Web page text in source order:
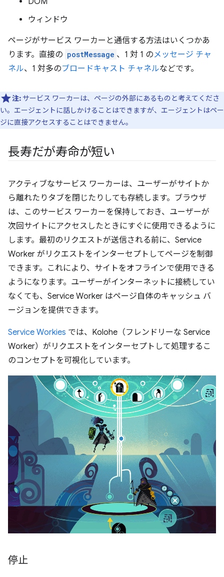
ウィンドウ
ページがサービス ワーカーと通信する方法はいくつかあ
ります。直接の postMessage 、1 対 1 のメッセージ チャ
ネル、1 対多のブロードキャスト チャネルなどです。
注: サービス ワーカーは、ページの外部にあるものと考えてくださ
い。エージェントに話しかけることはできますが、エージェントはペー
ジに直接アクセスすることはできません。
長寿だが寿命が短い
アクティブなサービス ワーカーは、ユーザーがサイトか
ら離れたりタブを閉じたりしても存続します。ブラウザ
は、このサービス ワーカーを保持しておき、ユーザーが
次回サイトにアクセスしたときにすぐに使用できるように
します。最初のリクエストが送信される前に、Service
Worker がリクエストをインターセプトしてページを制御
できます。これにより、サイトをオフラインで使用できる
ようになります。ユーザーがインターネットに接続してい
なくても、Service Worker はページ自体のキャッシュ バ
ージョンを提供できます。
Service Workies では、Kolohe（フレンドリーな Service
Worker）がリクエストをインターセプトして処理するこ
のコンセプトを可視化しています。
停止